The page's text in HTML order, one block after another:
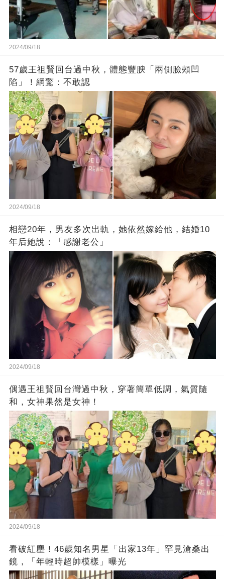
2024/09/18
57歲王祖賢回台過中秋，體態豐腴「兩側臉頰凹
陷」！網驚：不敢認
2024/09/18
相戀20年，男友多次出軌，她依然嫁給他，結婚10
年后她說：「感謝老公」
2024/09/18
偶遇王祖賢回台灣過中秋，穿著簡單低調，氣質隨
和，女神果然是女神！
2024/09/18
看破紅塵！46歲知名男星「出家13年」罕見滄桑出
鏡，「年輕時超帥模樣」曝光